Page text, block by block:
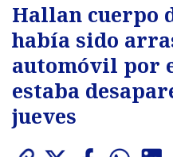
Hallan cuerpo
había sido
automóvil por
estaba
jueves